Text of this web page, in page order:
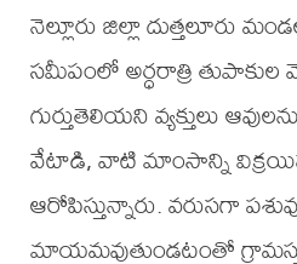
నెల్లూరు జిల్లా దుత్తలూరు
సమీపంలో అర్ధరాత్రి
గుర్తుతెలియని వ్యక్తులు
వేటాడి, వాటి మాంసాన్ని
ఆరోపిస్తున్నారు. వరుసగా
మాయమవుతుండటంతో